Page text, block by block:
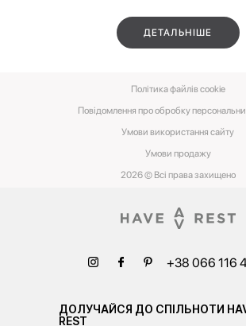
ДЕТАЛЬНІШЕ
2026 © Всі права захищено
Повідомлення про обробку
Умови використання сайту
Умови‌ ‌продажу‌
Політика файлів cookie
+38 066 116
ДОЛУЧАЙСЯ ДО СПІЛЬНОТИ
REST